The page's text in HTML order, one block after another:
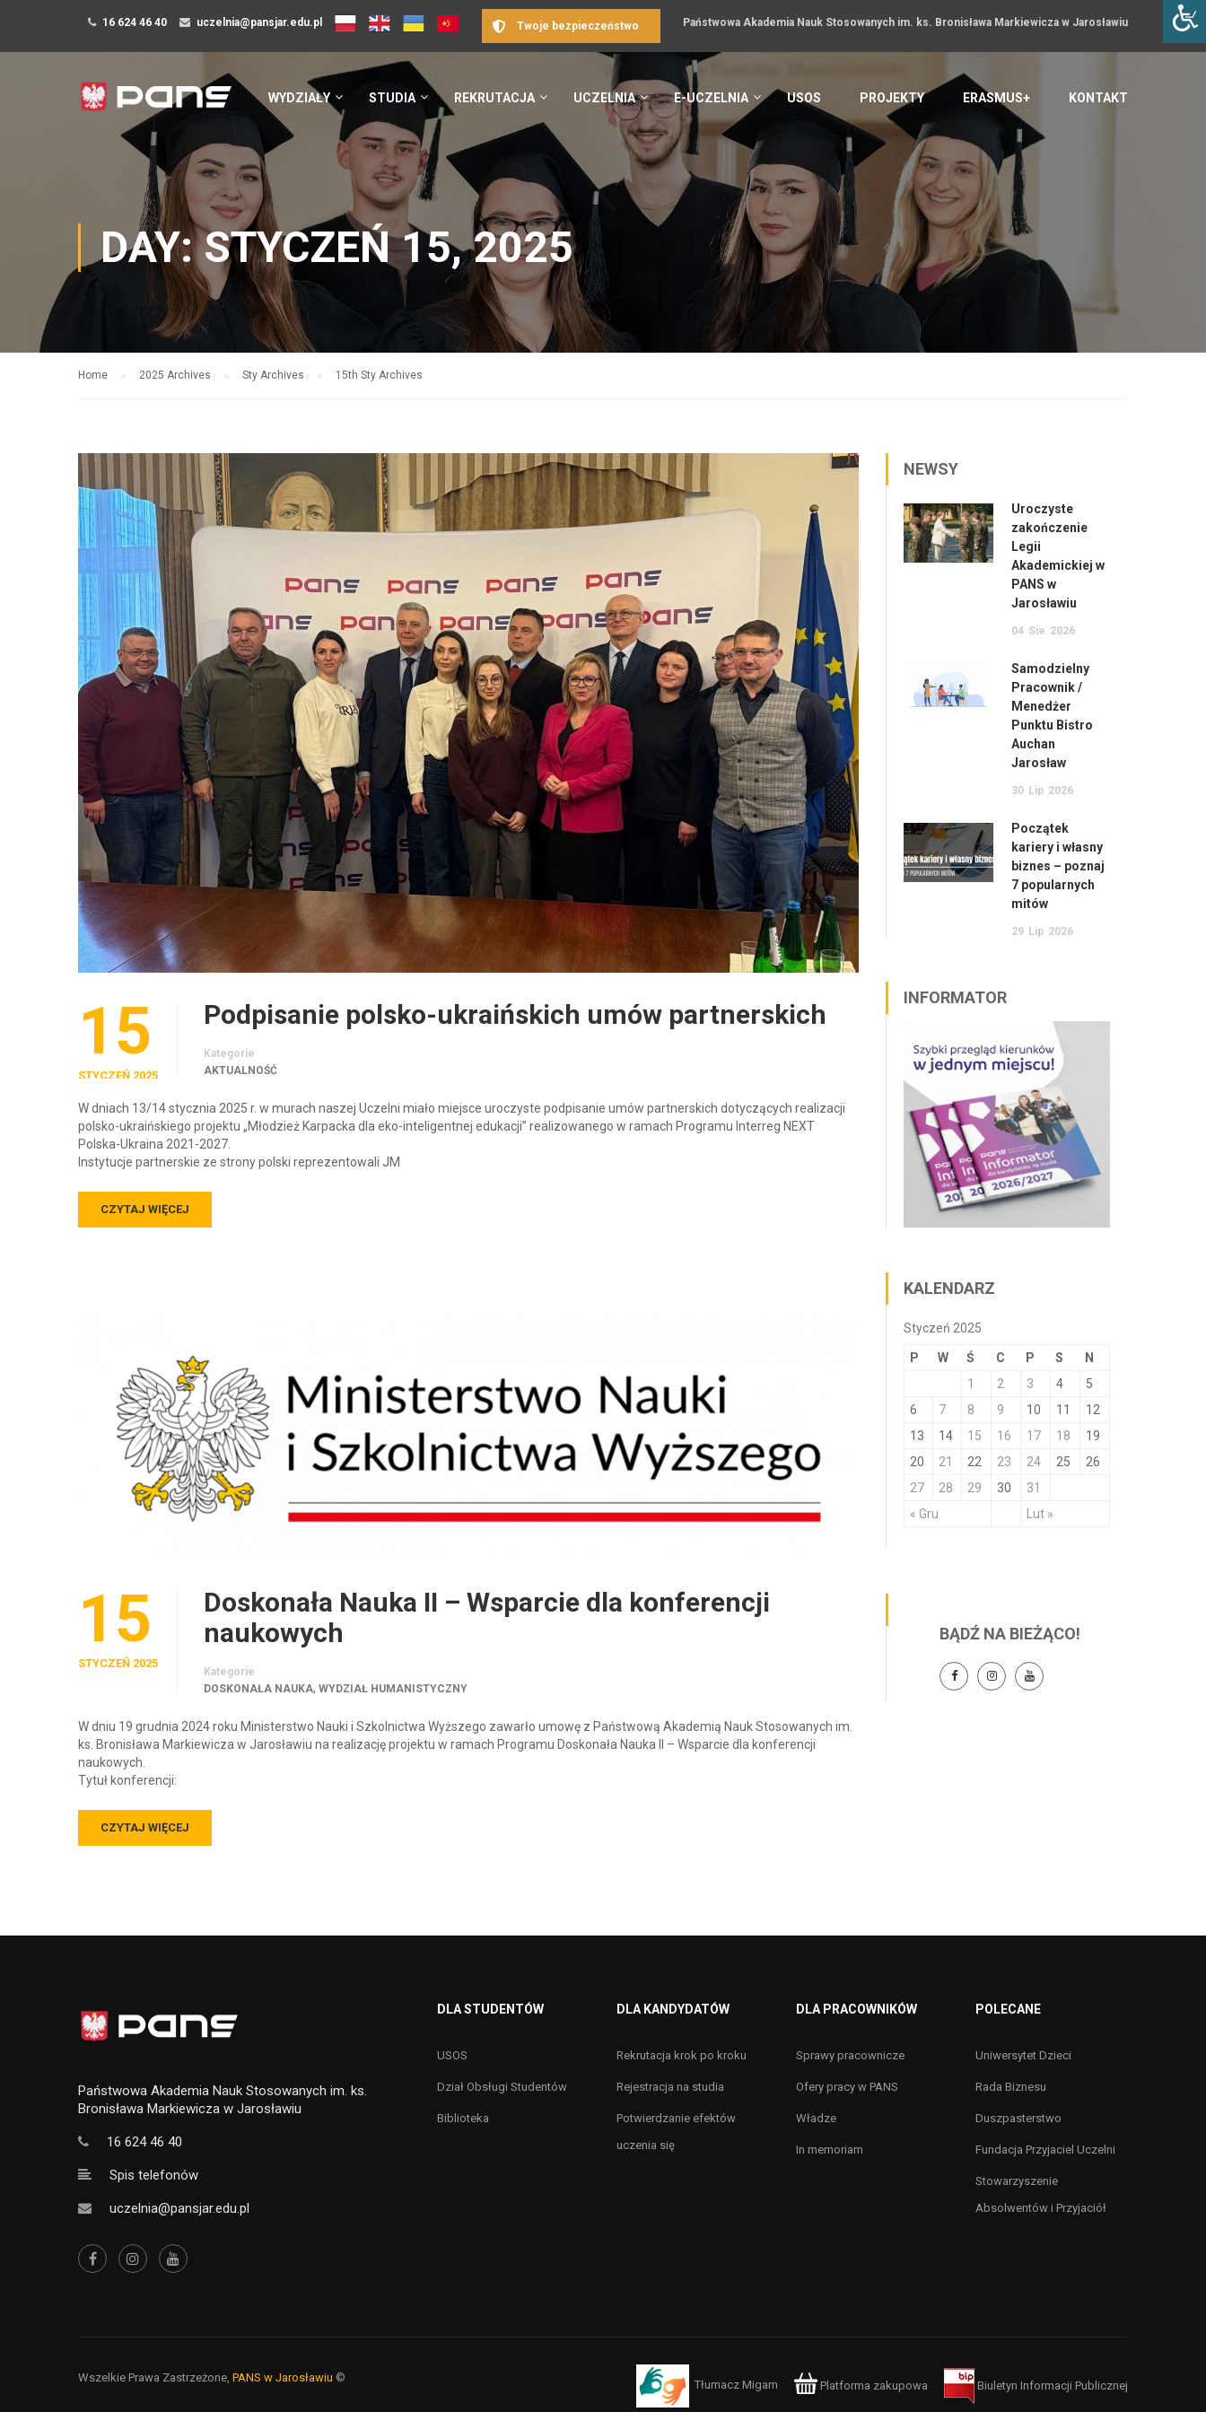
16 624 46 40 uczelnia@pansjar.edu.pl Państwowa Akademia Nauk Stosowanych im. ks. Bronisława Markiewicza w Jarosławiu
Twoje bezpieczeństwo
WYDZIAŁY STUDIA REKRUTACJA UCZELNIA E-UCZELNIA USOS PROJEKTY ERASMUS+ KONTAKT
DAY: STYCZEŃ 15, 2025
Home 2025 Archives Sty Archives 15th Sty Archives
15
STYCZEŃ 2025
Podpisanie polsko-ukraińskich umów partnerskich
Kategorie
AKTUALNOŚĆ
W dniach 13/14 stycznia 2025 r. w murach naszej Uczelni miało miejsce uroczyste podpisanie umów partnerskich dotyczących realizacji
polsko-ukraińskiego projektu „Młodzież Karpacka dla eko-inteligentnej edukacji” realizowanego w ramach Programu Interreg NEXT
Polska-Ukraina 2021-2027.
Instytucje partnerskie ze strony polski reprezentowali JM
CZYTAJ WIĘCEJ
15
STYCZEŃ 2025
Doskonała Nauka II – Wsparcie dla konferencji
naukowych
Kategorie
DOSKONAŁA NAUKA, WYDZIAŁ HUMANISTYCZNY
W dniu 19 grudnia 2024 roku Ministerstwo Nauki i Szkolnictwa Wyższego zawarło umowę z Państwową Akademią Nauk Stosowanych im.
ks. Bronisława Markiewicza w Jarosławiu na realizację projektu w ramach Programu Doskonała Nauka II – Wsparcie dla konferencji
naukowych.
Tytuł konferencji:
CZYTAJ WIĘCEJ
NEWSY
Uroczyste
zakończenie
Legii
Akademickiej w
PANS w
Jarosławiu
04 Sie 2026
Samodzielny
Pracownik /
Menedżer
Punktu Bistro
Auchan
Jarosław
30 Lip 2026
Początek
kariery i własny
biznes – poznaj
7 popularnych
mitów
29 Lip 2026
INFORMATOR
KALENDARZ
Styczeń 2025
P W Ś C P S N
« Gru Lut »
1 2 3 4
5
6
7 8 9 10 11
12
13
14 15 16 17 18
19
20
21 22 23 24 25
26
27
28 29 30 31
BĄDŹ NA BIEŻĄCO!
Państwowa Akademia Nauk Stosowanych im. ks.
Bronisława Markiewicza w Jarosławiu
16 624 46 40
Spis telefonów
uczelnia@pansjar.edu.pl
DLA STUDENTÓW
USOS
Dział Obsługi Studentów
Biblioteka
DLA KANDYDATÓW
Rekrutacja krok po kroku
Rejestracja na studia
Potwierdzanie efektów
uczenia się
DLA PRACOWNIKÓW
Sprawy pracownicze
Ofery pracy w PANS
Władze
In memoriam
POLECANE
Uniwersytet Dzieci
Rada Biznesu
Duszpasterstwo
Fundacja Przyjaciel Uczelni
Stowarzyszenie
Absolwentów i Przyjaciół
Wszelkie Prawa Zastrzeżone, PANS w Jarosławiu ©
Tłumacz Migam Platforma zakupowa Biuletyn Informacji Publicznej